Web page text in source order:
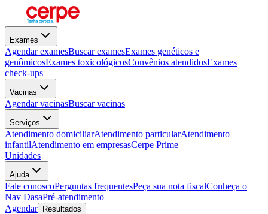
Exames
Agendar examesBuscar examesExames genéticos e
genômicosExames toxicológicosConvênios atendidosExames
check-ups
Vacinas
Agendar vacinasBuscar vacinas
Serviços
Atendimento domiciliarAtendimento particularAtendimento
infantilAtendimento em empresasCerpe Prime
Unidades
Ajuda
Fale conoscoPerguntas frequentesPeça sua nota fiscalConheça o
Nav DasaPré-atendimento
Agendar
Resultados